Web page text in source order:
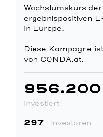
Wachstumskurs
ergebnispositiven
in Europe.
Diese Kampagne
von CONDA.at.
956.200
investiert
297 Investoren